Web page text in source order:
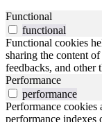
Functional
functional
Functional cookies
sharing the content
feedbacks, and other
Performance
performance
Performance cookies
performance